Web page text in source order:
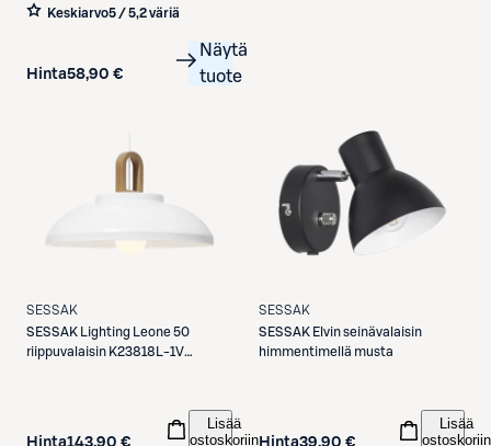
Keskiarvo5 / 5,2 väriä
Hinta58,90 €
Näytä
tuote
SESSAK
SESSAK
Lighting Leone 50
riippuvalaisin K23818L-1V
Hinta143,90 €
Lisää
ostoskoriin
SESSAK
SESSAK Elvin seinävalaisin
himmentimellä musta
Lisää
ostoskoriin